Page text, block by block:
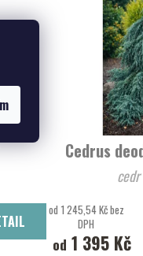
Cedrus
od 1 245,54 Kč bez
DPH
od 1 395 Kč